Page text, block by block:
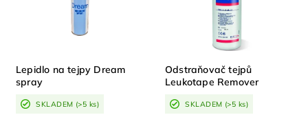
Lepidlo na tejpy Dream
spray
SKLADEM (>5 ks)
Odstraňovač tejpů
Leukotape Remover
SKLADEM (>5 ks)